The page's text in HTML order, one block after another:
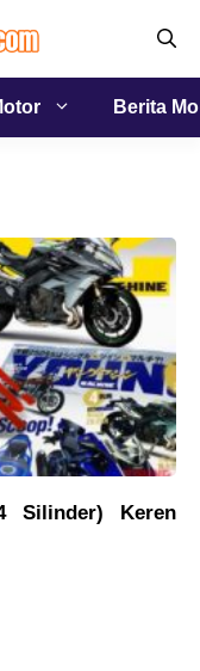
Berita
Silinder) Keren